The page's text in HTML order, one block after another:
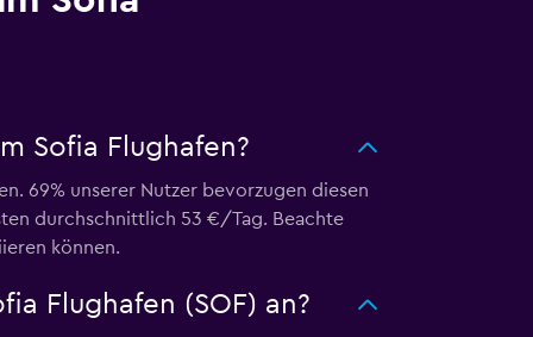
Sofia Flughafen?
69% unserer Nutzer bevorzugen diesen
durchschnittlich 53 €/Tag. Beachte
können.
Flughafen (SOF) an?